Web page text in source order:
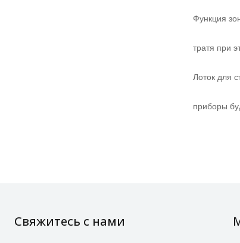
Функция
тратя при
Лоток для
приборы
Свяжитесь с нами